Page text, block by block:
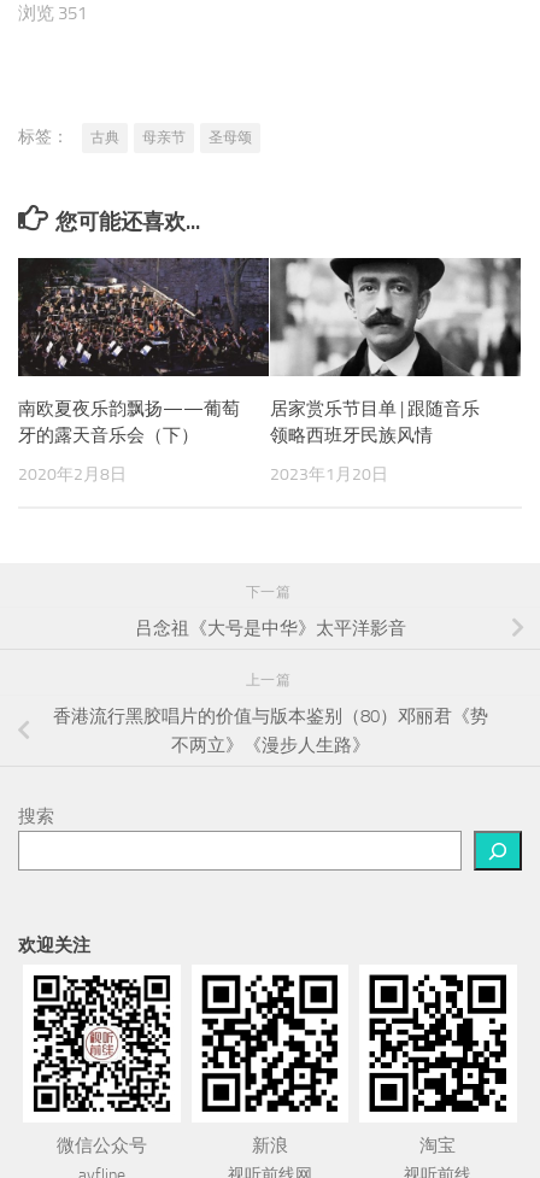
浏览 351
标签： 古典 母亲节 圣母颂
您可能还喜欢...
南欧夏夜乐韵飘扬——葡萄
牙的露天音乐会（下）
2020年2月8日
居家赏乐节目单 | 跟随音乐
领略西班牙民族风情
2023年1月20日
下一篇
吕念祖《大号是中华》太平洋影音
上一篇
香港流行黑胶唱片的价值与版本鉴别（80）邓丽君《势
不两立》《漫步人生路》
搜索
欢迎关注
微信公众号 新浪 淘宝